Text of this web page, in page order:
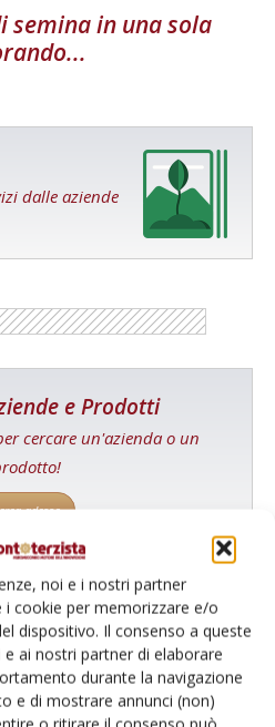
noi e i nostri partner
cookie per memorizzare e/o
dispositivo. Il consenso a queste
ai nostri partner di elaborare
durante la navigazione
e di mostrare annunci (non)
in una sola
dalle aziende
e Prodotti
cercare un'azienda o un
adesso
risponde
e Vita agli agricoltori